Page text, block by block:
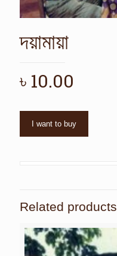
দয়ামায়া
৳ 10.00
I want to buy
Related products